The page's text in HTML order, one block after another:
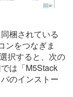
梱されている
ンをつなぎま
択すると、次の
は「M5Stack
のインストー